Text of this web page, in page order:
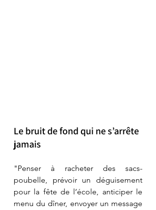
Le bruit de fond qui ne s’arrête
jamais
"Penser à racheter des sacs-
poubelle, prévoir un déguisement
pour la fête de l’école, anticiper le
menu du dîner, envoyer un message